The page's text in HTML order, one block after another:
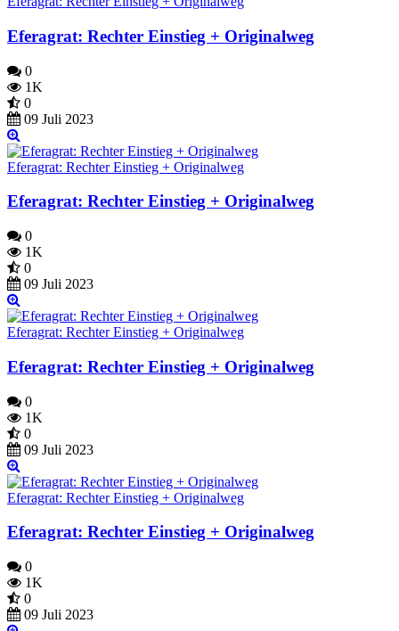
Eferagrat: Rechter Einstieg + Originalweg
0
1K
0
09 Juli 2023
Eferagrat: Rechter Einstieg + Originalweg
Eferagrat: Rechter Einstieg + Originalweg
0
1K
0
09 Juli 2023
Eferagrat: Rechter Einstieg + Originalweg
Eferagrat: Rechter Einstieg + Originalweg
0
1K
0
09 Juli 2023
Eferagrat: Rechter Einstieg + Originalweg
Eferagrat: Rechter Einstieg + Originalweg
0
1K
0
09 Juli 2023